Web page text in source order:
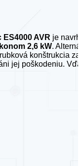
AVR je
2,6 kW.
konštrukcia
jej poškodeniu.